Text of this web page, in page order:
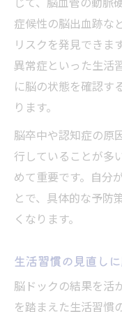
じて、脳血管の動脈
症候性の脳出血跡な
リスクを発見できま
異常症といった生活
に脳の状態を確認す
ります。
脳卒中や認知症の原
行していることが多
めて重要です。自分
とで、具体的な予防
くなります。
生活習慣の見直し
脳ドックの結果を活